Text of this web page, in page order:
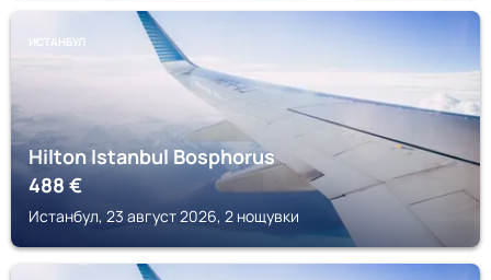
ИСТАНБУЛ
Hilton Istanbul Bosphorus
488€
Истанбул, 23 август 2026, 2 нощувки